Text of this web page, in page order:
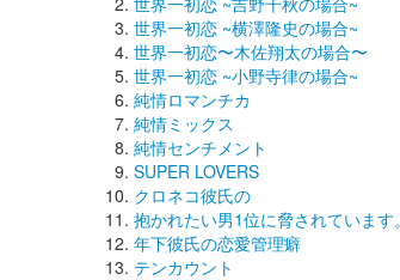
世界一初恋 ~横澤隆史の場合~
世界一初恋〜木佐翔太の場合〜
世界一初恋 ~小野寺律の場合~
純情ロマンチカ
純情ミックス
純情センチメント
SUPER LOVERS
クロネコ彼氏の
抱かれたい男1位に脅されています。
年下彼氏の恋愛管理癖
テンカウント